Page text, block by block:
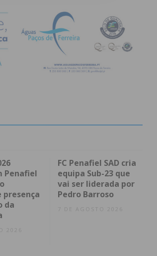
Penafiel
presença
da
2026
FC Penafiel SAD cria
equipa Sub-23 que
vai ser liderada por
Pedro Barroso
7 DE AGOSTO 2026